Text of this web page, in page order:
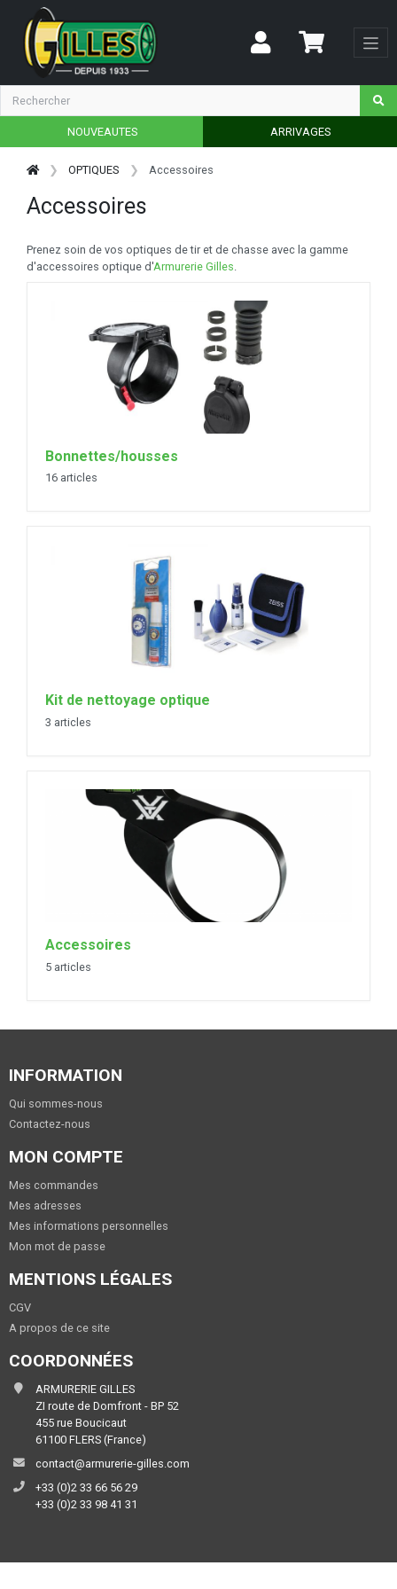
NOUVEAUTES ARRIVAGES
OPTIQUES Accessoires
Accessoires
Prenez soin de vos optiques de tir et de chasse avec la gamme
d'accessoires optique d'Armurerie Gilles
Bonnettes/housses
16 articles
Kit de nettoyage optique
3 articles
Accessoires
5 articles
INFORMATION
Qui sommes-nous
Contactez-nous
MON COMPTE
Mes commandes
Mes adresses
Mes informations personnelles
Mon mot de passe
MENTIONS LÉGALES
CGV
A propos de ce site
COORDONNÉES
ARMURERIE GILLES
ZI route de Domfront - BP 52
455 rue Boucicaut
61100 FLERS (France)
contact@armurerie-gilles.com
+33 (0)2 33 66 56 29
+33 (0)2 33 98 41 31